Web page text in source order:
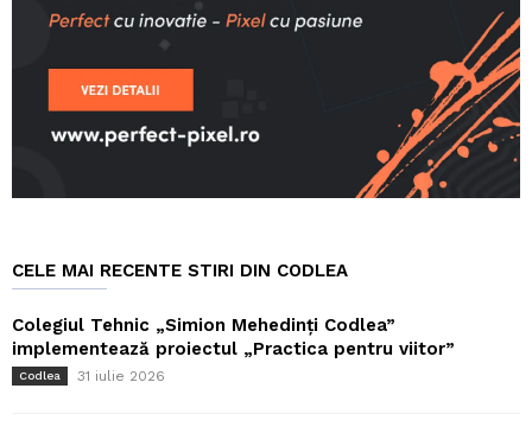
CELE MAI RECENTE STIRI DIN CODLEA
Colegiul Tehnic „Simion Mehedinți Codlea”
implementează proiectul „Practica pentru viitor”
Codlea 31 iulie 2026